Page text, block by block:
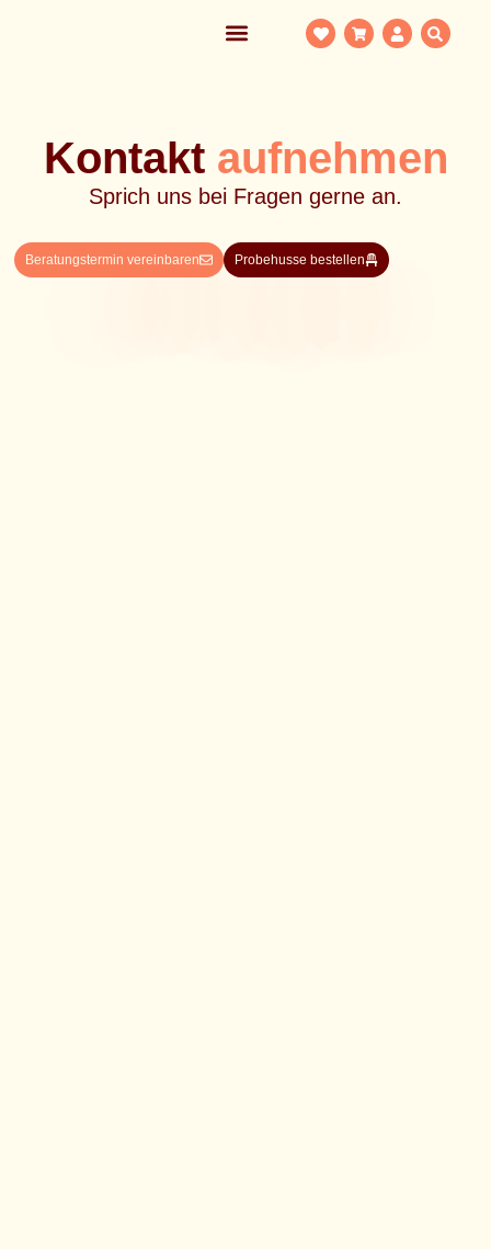
Kontakt aufnehmen
Sprich uns bei Fragen gerne an.
Beratungstermin vereinbaren Probehusse bestellen